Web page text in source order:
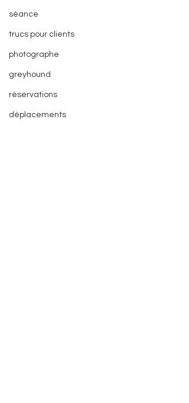
séance
trucs pour clients
photographe
greyhound
réservations
déplacements